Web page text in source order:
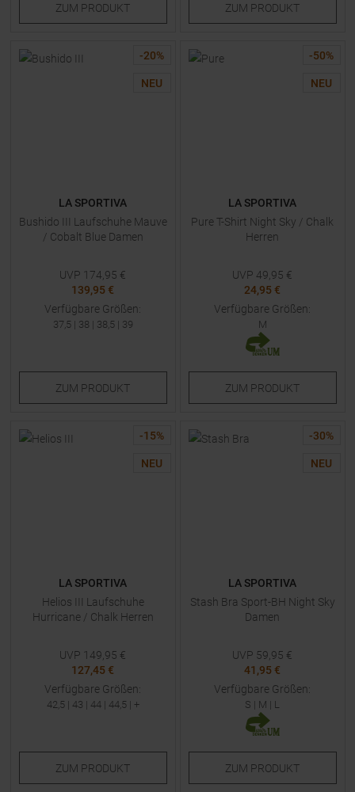
ZUM PRODUKT ZUM PRODUKT
-20%
NEU
LA SPORTIVA
Bushido III Laufschuhe Mauve
/ Cobalt Blue Damen
UVP 174,95 €
139,95 €
Verfügbare Größen:
37,5 | 38 | 38,5 | 39
ZUM PRODUKT
-50%
NEU
LA SPORTIVA
Pure T-Shirt Night Sky / Chalk
Herren
UVP 49,95 €
24,95 €
Verfügbare Größen:
M
ZUM PRODUKT
-15%
NEU
LA SPORTIVA
Helios III Laufschuhe
Hurricane / Chalk Herren
UVP 149,95 €
127,45 €
Verfügbare Größen:
42,5 | 43 | 44| 44,5 | +
ZUM PRODUKT
-30%
NEU
LA SPORTIVA
Stash Bra Sport-BH Night Sky
Damen
UVP 59,95 €
41,95 €
Verfügbare Größen:
S | M | L
ZUM PRODUKT